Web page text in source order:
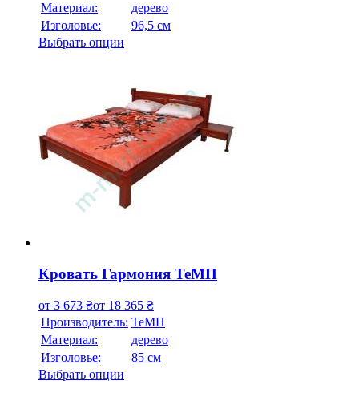
Материал:
дерево
Изголовье:
96,5 см
Выбрать опции
Кровать Гармония ТеМП
от3 673₴от 18 365 ₴
Производитель: ТеМП
Материал:
дерево
Изголовье:
85 см
Выбрать опции